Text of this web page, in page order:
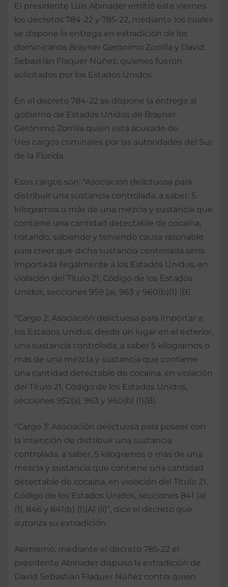
El presidente Luis Abinader emitió este viernes
los decretos 784-22 y 785-22, mediante los cuales
se dispone la entrega en extradición de los
dominicanos Brayner Gerónimo Zorrilla y David
Sebastián Flaquer Núñez, quienes fueron
solicitados por los Estados Unidos.
En el decreto 784-22 se dispone la entrega al
gobierno de Estados Unidos de Brayner
Gerónimo Zorrilla quien está acusado de
tres cargos criminales por las autoridades del Sur
de la Florida.
Esos cargos son: “Asociación delictuosa para
distribuir una sustancia controlada, a saber: 5
kilogramos o más de una mezcla y sustancia que
contiene una cantidad detectable de cocaína,
tratando, sabiendo y teniendo causa razonable
para creer que dicha sustancia controlada sería
importada ilegalmente a los Estados Unidos, en
violación del Título 21, Código de los Estados
Unidos, secciones 959 (a), 963 y 960(b)(1) (B).
“Cargo 2: Asociación delictuosa para importar a
los Estados Unidos, desde un lugar en el exterior,
una sustancia controlada, a saber 5 kilogramos o
más de una mezcla y sustancia que contiene
una cantidad detectable de cocaína, en violación
del Título 21, Código de los Estados Unidos,
secciones 952(a), 963 y 960(b) (1)(B).
“Cargo 3: Asociación delictuosa para poseer con
la intención de distribuir una sustancia
controlada, a saber, 5 kilogramos o más de una
mezcla y sustancia que contiene una cantidad
detectable de cocaína, en violación del Título 21,
Código de los Estados Unidos, secciones 841 (a)
(1), 846 y 841(b) (1)(A) (ii)”, dice el decreto que
autoriza su extradición.
Asimismo, mediante el decreto 785-22 el
presidente Abinader dispuso la extradición de
David Sebastián Flaquer Núñez contra quien